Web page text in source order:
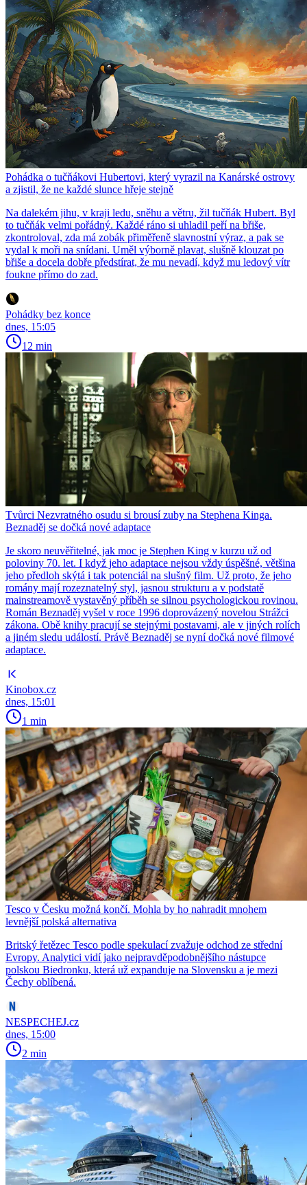
Pohádka o tučňákovi Hubertovi, který vyrazil na Kanárské ostrovy
a zjistil, že ne každé slunce hřeje stejně
Na dalekém jihu, v kraji ledu, sněhu a větru, žil tučňák Hubert. Byl
to tučňák velmi pořádný. Každé ráno si uhladil peří na břiše,
zkontroloval, zda má zobák přiměřeně slavnostní výraz, a pak se
vydal k moři na snídani. Uměl výborně plavat, slušně klouzat po
břiše a docela dobře předstírat, že mu nevadí, když mu ledový vítr
foukne přímo do zad.
Pohádky bez konce
dnes, 15:05
12 min
Tvůrci Nezvratného osudu si brousí zuby na Stephena Kinga.
Beznaděj se dočká nové adaptace
Je skoro neuvěřitelné, jak moc je Stephen King v kurzu už od
poloviny 70. let. I když jeho adaptace nejsou vždy úspěšné, většina
jeho předloh skýtá i tak potenciál na slušný film. Už proto, že jeho
romány mají rozeznatelný styl, jasnou strukturu a v podstatě
mainstreamově vystavěný příběh se silnou psychologickou rovinou.
Román Beznaděj vyšel v roce 1996 doprovázený novelou Strážci
zákona. Obě knihy pracují se stejnými postavami, ale v jiných rolích
a jiném sledu událostí. Právě Beznaděj se nyní dočká nové filmové
adaptace.
Kinobox.cz
dnes, 15:01
1 min
Tesco v Česku možná končí. Mohla by ho nahradit mnohem
levnější polská alternativa
Britský řetězec Tesco podle spekulací zvažuje odchod ze střední
Evropy. Analytici vidí jako nejpravděpodobnějšího nástupce
polskou Biedronku, která už expanduje na Slovensku a je mezi
Čechy oblíbená.
NESPECHEJ.cz
dnes, 15:00
2 min